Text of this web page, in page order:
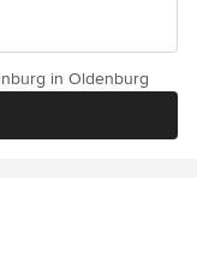
in Oldenburg